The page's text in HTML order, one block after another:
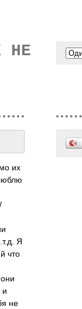
НЕ
их
Я
что
и
не